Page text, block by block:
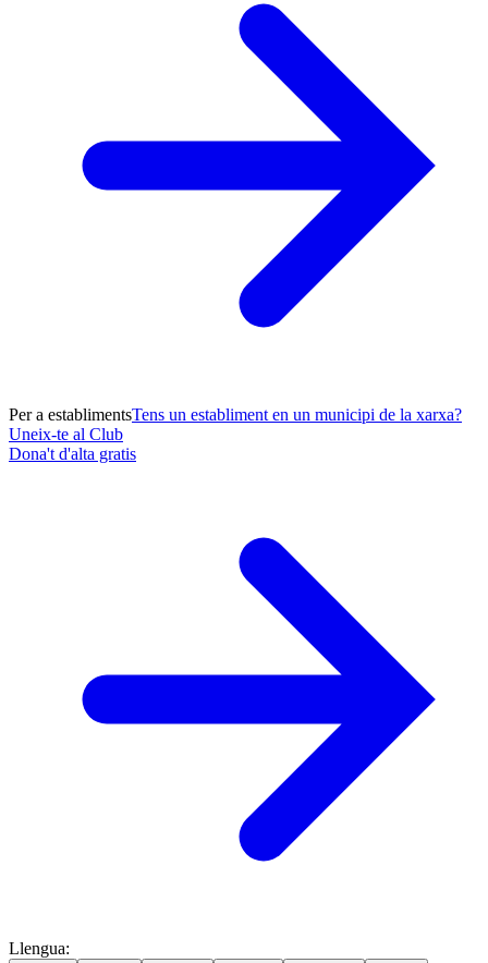
Per a establimentsTens un establiment en un municipi de la xarxa?
Uneix-te al Club
Dona't d'alta gratis
Llengua: